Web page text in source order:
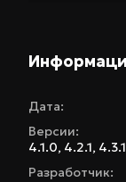
эффектным
Ручная
Дата:
Версии:
4.1.0, 4.2.1,
Разработчик: